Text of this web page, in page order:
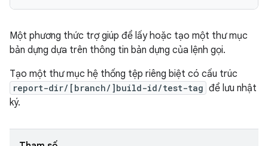
Một phương thức trợ giúp để lấy hoặc tạo một thư mục
bản dựng dựa trên thông tin bản dựng của lệnh gọi.
Tạo một thư mục hệ thống tệp riêng biệt có cấu trúc
report-dir/[branch/]build-id/test-tag để lưu nhật
ký.